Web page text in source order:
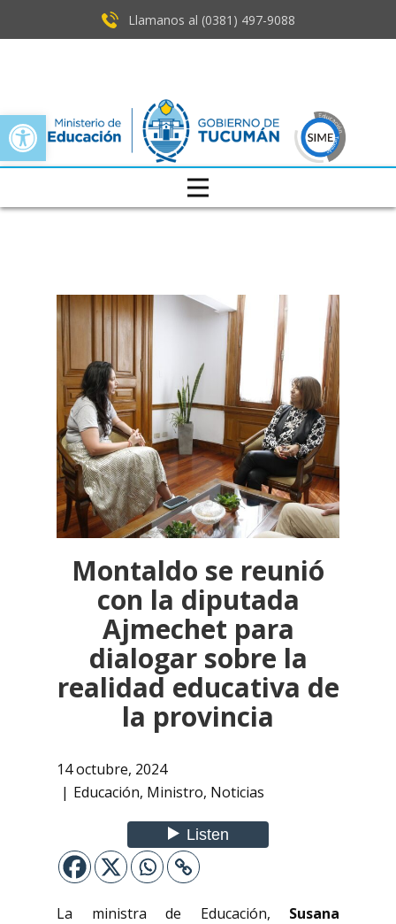
Open toolbar
Llamanos al (0381) ​497-9088
Montaldo se reunió
con la diputada
Ajmechet para
dialogar sobre la
realidad educativa de
la provincia
14 octubre, 2024
Educación, Ministro, Noticias
La ministra de Educación, Susana